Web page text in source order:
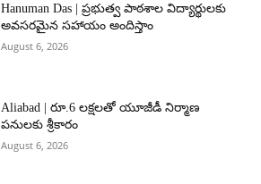
Hanuman Das | ప్రభుత్వ పాఠశాల విద్యార్థులకు
అవసరమైన సహాయం అందిస్తాం
August 6, 2026
Aliabad | రూ.6 లక్షలతో యూజీడీ నిర్మాణ
పనులకు శ్రీకారం
August 6, 2026